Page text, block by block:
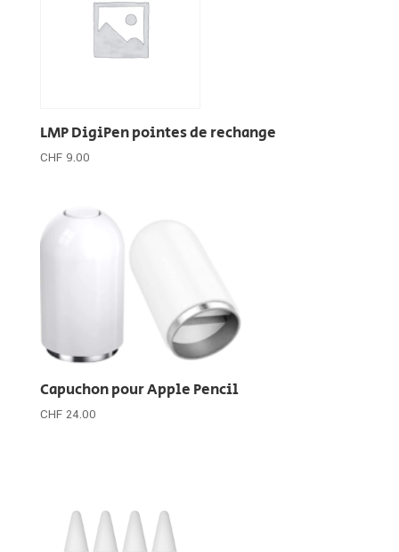
LMP DigiPen pointes de rechange
CHF 9.00
Capuchon pour Apple Pencil
CHF 24.00